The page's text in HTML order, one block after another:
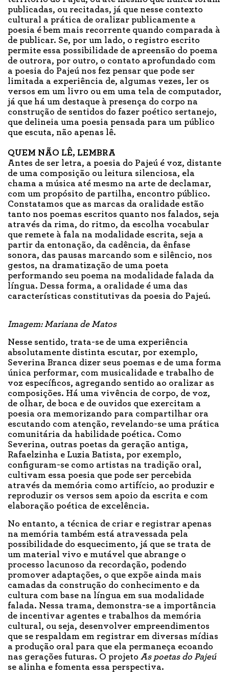
publicadas, ou recitadas, já que nesse contexto
cultural a prática de oralizar publicamente a
poesia é bem mais recorrente quando comparada à
de publicar. Se, por um lado, o registro escrito
permite essa possibilidade de apreensão do poema
de outrora, por outro, o contato aprofundado com
a poesia do Pajeú nos fez pensar que pode ser
limitada a experiência de, algumas vezes, ler os
versos em um livro ou em uma tela de computador,
já que há um destaque à presença do corpo na
construção de sentidos do fazer poético sertanejo,
que delineia uma poesia pensada para um público
que escuta, não apenas lê.
QUEM NÃO LÊ, LEMBRA
Antes de ser letra, a poesia do Pajeú é voz, distante
de uma composição ou leitura silenciosa, ela
chama a música até mesmo na arte de declamar,
com um propósito de partilha, encontro público.
Constatamos que as marcas da oralidade estão
tanto nos poemas escritos quanto nos falados, seja
através da rima, do ritmo, da escolha vocabular
que remete à fala na modalidade escrita, seja a
partir da entonação, da cadência, da ênfase
sonora, das pausas marcando som e silêncio, nos
gestos, na dramatização de uma poeta
performando seu poema na modalidade falada da
língua. Dessa forma, a oralidade é uma das
características constitutivas da poesia do Pajeú.
Imagem: Mariana de Matos
Nesse sentido, trata-se de uma experiência
absolutamente distinta escutar, por exemplo,
Severina Branca dizer seus poemas e de uma forma
única performar, com musicalidade e trabalho de
voz específicos, agregando sentido ao oralizar as
composições. Há uma vivência de corpo, de voz,
de olhar, de boca e de ouvidos que exercitam a
poesia ora memorizando para compartilhar ora
escutando com atenção, revelando-se uma prática
comunitária da habilidade poética. Como
Severina, outras poetas da geração antiga,
Rafaelzinha e Luzia Batista, por exemplo,
configuram-se como artistas na tradição oral,
cultivam essa poesia que pode ser percebida
através da memória como artifício, ao produzir e
reproduzir os versos sem apoio da escrita e com
elaboração poética de excelência.
No entanto, a técnica de criar e registrar apenas
na memória também está atravessada pela
possibilidade do esquecimento, já que se trata de
um material vivo e mutável que abrange o
processo lacunoso da recordação, podendo
promover adaptações, o que expõe ainda mais
camadas da construção do conhecimento e da
cultura com base na língua em sua modalidade
falada. Nessa trama, demonstra-se a importância
de incentivar agentes e trabalhos da memória
cultural, ou seja, desenvolver empreendimentos
que se respaldam em registrar em diversas mídias
a produção oral para que ela permaneça ecoando
nas gerações futuras. O projeto As poetas do Pajeú
se alinha e fomenta essa perspectiva.